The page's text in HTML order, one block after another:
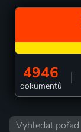
4946
dokumentů